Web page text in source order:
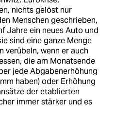
nichts gelöst nur
Menschen geschrieben,
Jahre ein neues Auto und
sind eine ganze Menge
verübeln, wenn er auch
die am Monatsende
jede Abgabenerhöhung
haben) oder Erhöhung
der etablierten
immer stärker und es